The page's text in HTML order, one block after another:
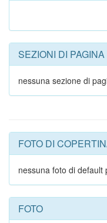
SEZIONI DI PAGINA
nessuna sezione di
FOTO DI
nessuna foto di default
FOTO